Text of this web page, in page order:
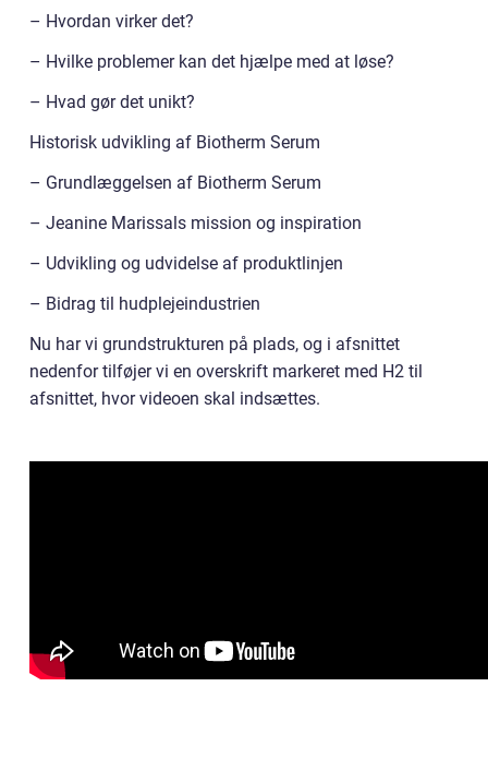
– Hvordan virker det?
– Hvilke problemer kan det hjælpe med at løse?
– Hvad gør det unikt?
Historisk udvikling af Biotherm Serum
– Grundlæggelsen af Biotherm Serum
– Jeanine Marissals mission og inspiration
– Udvikling og udvidelse af produktlinjen
– Bidrag til hudplejeindustrien
Nu har vi grundstrukturen på plads, og i afsnittet
nedenfor tilføjer vi en overskrift markeret med H2 til
afsnittet, hvor videoen skal indsættes.